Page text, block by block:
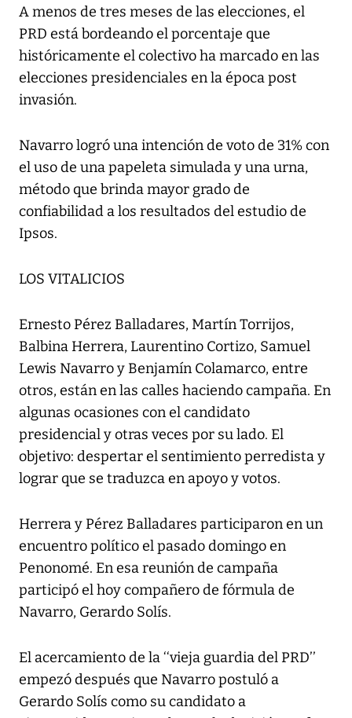
A menos de tres meses de las elecciones, el
PRD está bordeando el porcentaje que
históricamente el colectivo ha marcado en las
elecciones presidenciales en la época post
invasión.
Navarro logró una intención de voto de 31% con
el uso de una papeleta simulada y una urna,
método que brinda mayor grado de
confiabilidad a los resultados del estudio de
Ipsos.
LOS VITALICIOS
Ernesto Pérez Balladares, Martín Torrijos,
Balbina Herrera, Laurentino Cortizo, Samuel
Lewis Navarro y Benjamín Colamarco, entre
otros, están en las calles haciendo campaña. En
algunas ocasiones con el candidato
presidencial y otras veces por su lado. El
objetivo: despertar el sentimiento perredista y
lograr que se traduzca en apoyo y votos.
Herrera y Pérez Balladares participaron en un
encuentro político el pasado domingo en
Penonomé. En esa reunión de campaña
participó el hoy compañero de fórmula de
Navarro, Gerardo Solís.
El acercamiento de la ‘‘vieja guardia del PRD’’
empezó después que Navarro postuló a
Gerardo Solís como su candidato a